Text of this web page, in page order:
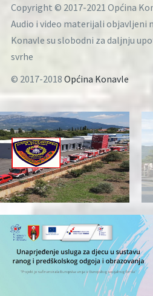
Copyright © 2017-2021 Općina
Audio i video materijali objavljeni
Konavle su slobodni za daljnju
svrhe
© 2017-2018 Općina Konavle